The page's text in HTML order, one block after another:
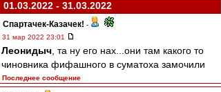
01.03.2022 - 31.03.2022
Спартачек-Казачек! -
31 мар 2022 23:01
Леонидыч , та ну его нах...они там какого то
чиновника фифашного в суматоха замочили
Последнее сообщение